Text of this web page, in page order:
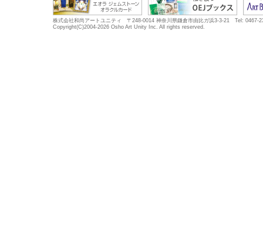
株式会社和尚アートユニティ 〒248-0014 神奈川県鎌倉市由比ガ浜3-3-21 Tel: 0467-
Copyright(C)2004-2026 Osho Art Unity Inc. All rights reserved.